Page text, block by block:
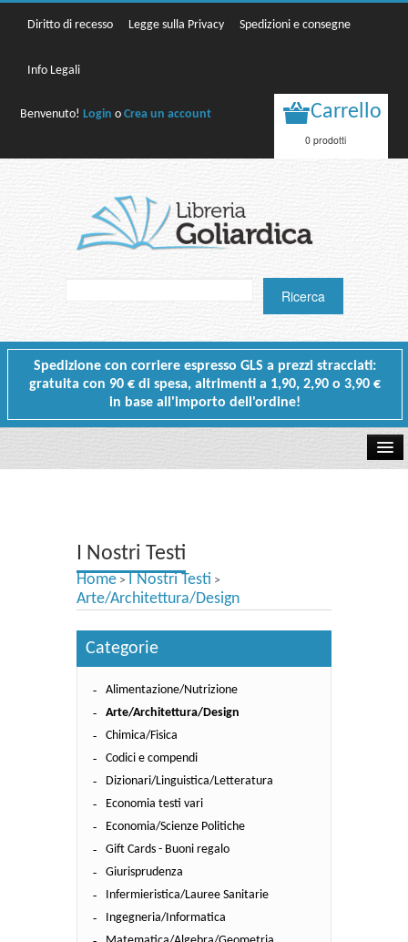
Diritto di recesso Legge sulla Privacy Spedizioni e consegne
Info Legali
Benvenuto!Login oCrea un account Carrello
0 prodotti
Spedizione con corriere espresso GLS a prezzi stracciati:
gratuita con 90 € di spesa, altrimenti a 1,90, 2,90 o 3,90 €
in base all'importo dell'ordine!
Testi scolastici
Carta Cultura e Carta del Merito - Carta Docente
I Nostri Testi
Home > I Nostri Testi >
Arte/Architettura/Design
Categorie
Alimentazione/Nutrizione
Arte/Architettura/Design
Chimica/Fisica
Codici e compendi
Dizionari/Linguistica/Letteratura
Economia testi vari
Economia/Scienze Politiche
Gift Cards - Buoni regalo
Giurisprudenza
Infermieristica/Lauree Sanitarie
Ingegneria/Informatica